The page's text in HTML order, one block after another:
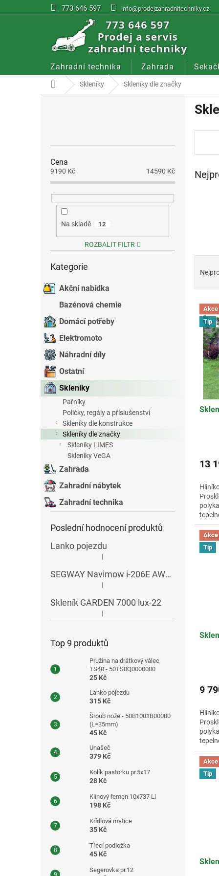
na
773 646 597 info@prodejzahradnitechniky.cz
Zahradní technika Zahrada
Domů Skleníky Skleníky dle značky
Cena
9190 Kč 14590 Kč
Na skladě 12
ROZBALIT FILTR
kategorie
Kategorie
Akční nabídka
Bazénová chemie
Domácí potřeby
Elektromoto
Náhradní díly
Ostatní
Skleníky
Pařníky
Poličky, regály a příslušenství
Skleníky dle konstrukce
Skleníky dle značky
Skleníky LIMES
Skleníky VeGA
Zahrada
Zahradní nábytek
Zahradní technika
Poslední hodnocení produktů
Lanko pojezdu
Hodnocení produktu je 5 z 5 hvězdiček.
|
SEGWAY Navimow i-206E AWD RTK
Hodnocení produktu je 5 z 5 hvězdiček.
|
Skleník GARDEN 7000 lux-22
Hodnocení produktu je 5 z 5 hvězdiček.
|
Top 9 produktů
Pružina na drátkový válec
TS40 - 50TS0Q0000000
25 Kč
Lanko pojezdu
315 Kč
Šroub nože - 50B1001B00000
(L=35mm)
45 Kč
Unašeč
379 Kč
Kolík pastorku pr.5x17
28 Kč
Klínový řemen 10x737 Li
198 Kč
Křídlová matice
35 Kč
Třecí podložka
45 Kč
Segerovka pr.12
e
n
p
V Akce
Tip
je
z
5
13
Akce
Tip
je
z
5
9
Akce
Tip